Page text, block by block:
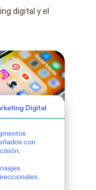
digital y el